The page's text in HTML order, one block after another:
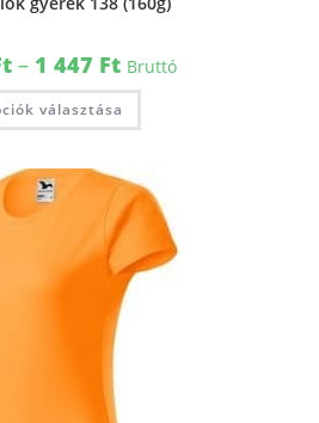
– 1 447 Ft Bruttó
választása